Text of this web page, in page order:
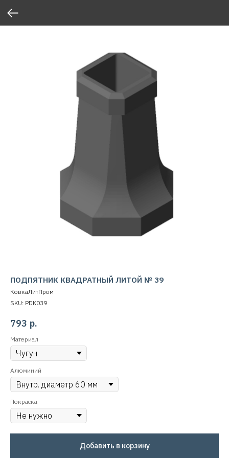
ПОДПЯТНИК КВАДРАТНЫЙ ЛИТОЙ № 39
КовкаЛитПром
SKU: PDK039
793 р.
Материал
Алюминий
Покраска
Добавить в корзину